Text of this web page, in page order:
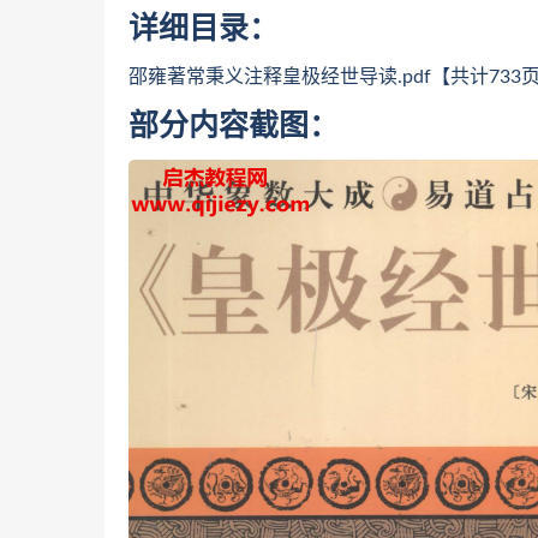
详细目录：
邵雍著常秉义注释皇极经世导读.pdf【共计733
部分内容截图：